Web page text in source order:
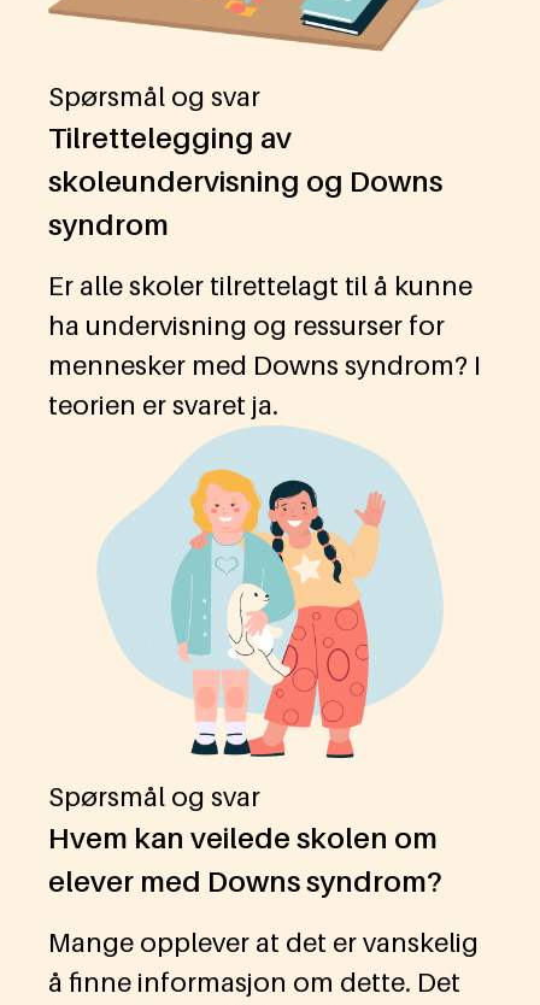
Spørsmål og svar
Tilrettelegging av
skoleundervisning og Downs
syndrom
Er alle skoler tilrettelagt til å kunne
ha undervisning og ressurser for
mennesker med Downs syndrom? I
teorien er svaret ja.
Spørsmål og svar
Hvem kan veilede skolen om
elever med Downs syndrom?
Mange opplever at det er vanskelig
å finne informasjon om dette. Det